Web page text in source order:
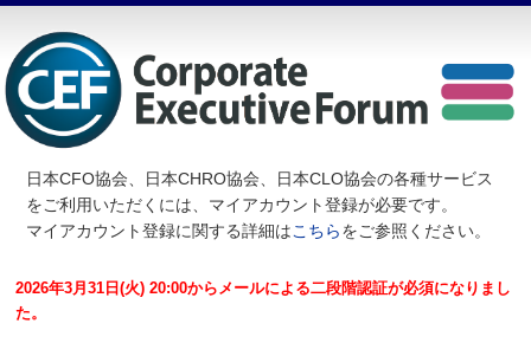
日本CFO協会、日本CHRO協会、日本CLO協会の各種サービス
をご利用いただくには、マイアカウント登録が必要です。
マイアカウント登録に関する詳細はこちらをご参照ください。
2026年3月31日(火) 20:00からメールによる二段階認証が必須になりまし
た。